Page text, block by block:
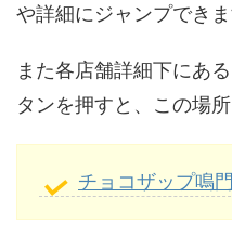
や詳細にジャンプできま
また各店舗詳細下にあ
タンを押すと、この場
チョコザップ鳴